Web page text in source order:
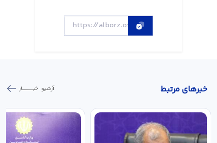
خبر‌های مرتبط آرشیو اخبـــــــــــار